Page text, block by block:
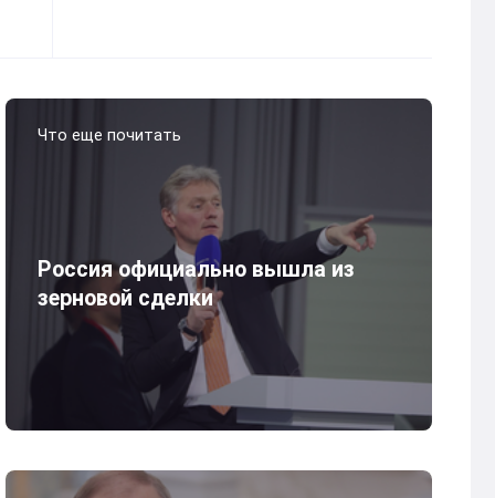
Что еще почитать
Россия официально вышла из
зерновой сделки